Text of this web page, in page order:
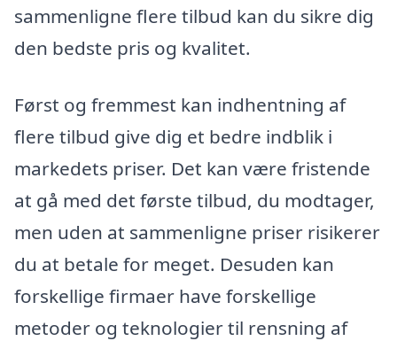
sammenligne flere tilbud kan du sikre dig
den bedste pris og kvalitet.
Først og fremmest kan indhentning af
flere tilbud give dig et bedre indblik i
markedets priser. Det kan være fristende
at gå med det første tilbud, du modtager,
men uden at sammenligne priser risikerer
du at betale for meget. Desuden kan
forskellige firmaer have forskellige
metoder og teknologier til rensning af